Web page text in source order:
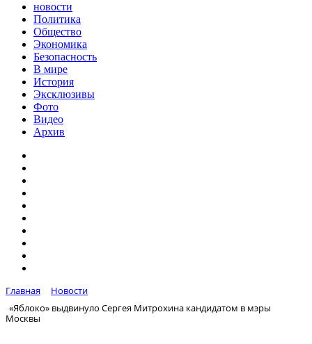
новости
Политика
Общество
Экономика
Безопасность
В мире
История
Эксклюзивы
Фото
Видео
Архив
Главная
Новости
«Яблоко» выдвинуло Сергея Митрохина кандидатом в мэры
Москвы